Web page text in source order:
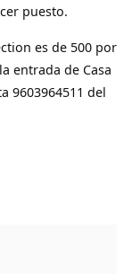
puesto.
es de 500 por
entrada de Casa
9603964511 del